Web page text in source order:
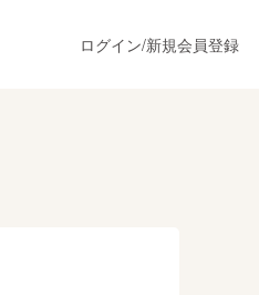
ログイン/新規会員登録